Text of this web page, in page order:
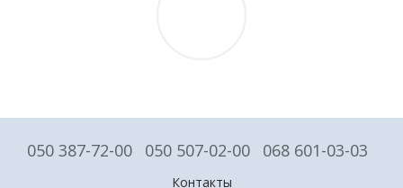
050 387-72-00 050 507-02-00 068 601-03-03
Контакты